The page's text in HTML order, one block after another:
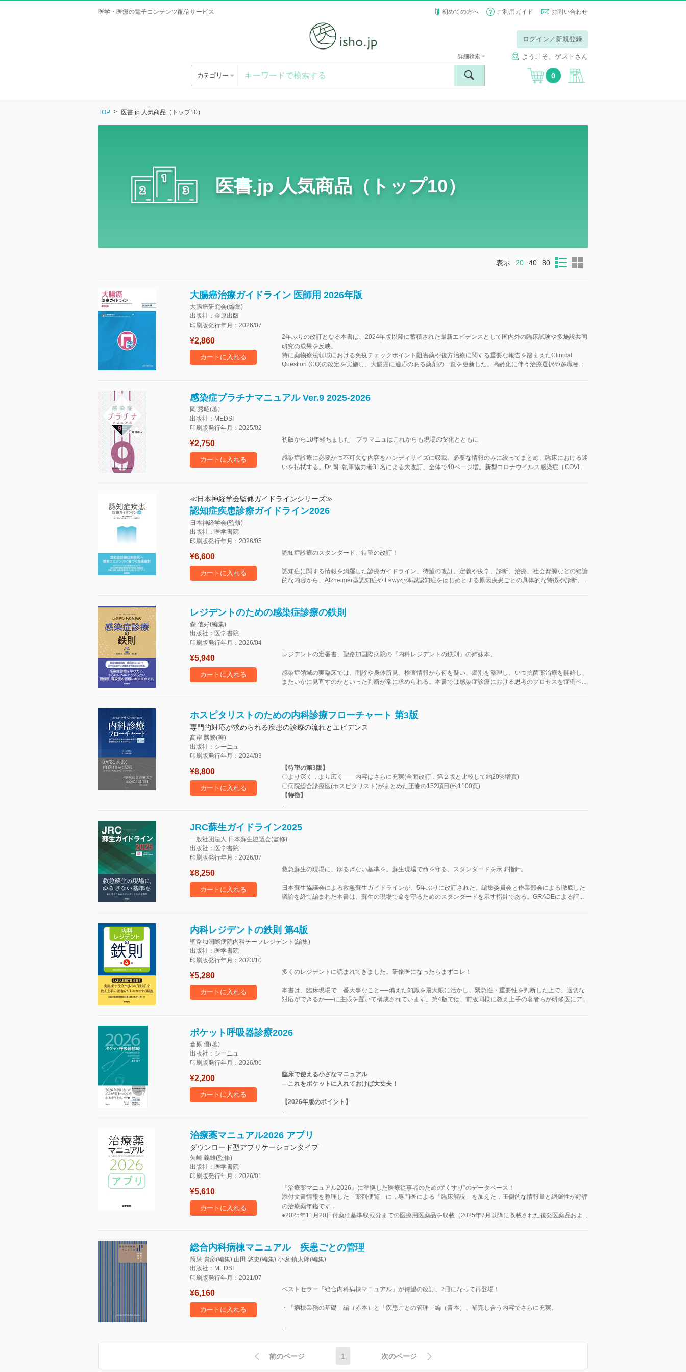
医学・医療の電子コンテンツ配信サービス 初めての方へ ご利用ガイド お問い合わせ
ログイン／新規登録
ようこそ、ゲストさん
カテゴリー
詳細検索
0
TOP 医書.jp 人気商品（トップ10）
医書.jp 人気商品（トップ10）
表示 20 40 80
大腸癌治療ガイドライン 医師用 2026年版
大腸癌研究会(編集)
出版社：金原出版
印刷版発行年月：2026/07
¥2,860
カートに入れる
2年ぶりの改訂となる本書は、2024年版以降に蓄積された最新エビデンスとして国内外の臨床試験や多施設共同
研究の成果を反映。
特に薬物療法領域における免疫チェックポイント阻害薬や後方治療に関する重要な報告を踏まえたClinical
Question (CQ)の改定を実施し、大腸癌に適応のある薬剤の一覧を更新した。高齢化に伴う治療選択や多職種...
感染症プラチナマニュアル Ver.9 2025-2026
岡 秀昭(著)
出版社：MEDSI
印刷版発行年月：2025/02
¥2,750
カートに入れる
初版から10年経ちました プラマニュはこれからも現場の変化とともに
感染症診療に必要かつ不可欠な内容をハンディサイズに収載。必要な情報のみに絞ってまとめ、臨床における迷
いを払拭する。Dr.岡+執筆協力者31名による大改訂、全体で40ページ増。新型コロナウイルス感染症（COVI...
≪日本神経学会監修ガイドラインシリーズ≫
認知症疾患診療ガイドライン2026
日本神経学会(監修)
出版社：医学書院
印刷版発行年月：2026/05
¥6,600
カートに入れる
認知症診療のスタンダード、待望の改訂！
認知症に関する情報を網羅した診療ガイドライン、待望の改訂。定義や疫学、診断、治療、社会資源などの総論
的な内容から、Alzheimer型認知症や Lewy小体型認知症をはじめとする原因疾患ごとの具体的な特徴や診断、...
レジデントのための感染症診療の鉄則
森 信好(編集)
出版社：医学書院
印刷版発行年月：2026/04
¥5,940
カートに入れる
レジデントの定番書、聖路加国際病院の『内科レジデントの鉄則』の姉妹本。
感染症領域の実臨床では、問診や身体所見、検査情報から何を疑い、鑑別を整理し、いつ抗菌薬治療を開始し、
またいかに見直すのかといった判断が常に求められる。本書では感染症診療における思考のプロセスを症例ベ...
ホスピタリストのための内科診療フローチャート 第3版
専門的対応が求められる疾患の診療の流れとエビデンス
髙岸 勝繁(著)
出版社：シーニュ
印刷版発行年月：2024/03
¥8,800
カートに入れる
【待望の第3版】
〇より深く，より広く――内容はさらに充実(全面改訂．第２版と比較して約20%増頁)
〇病院総合診療医(ホスピタリスト)がまとめた圧巻の152項目(約1100頁)
【特徴】
...
JRC蘇生ガイドライン2025
一般社団法人 日本蘇生協議会(監修)
出版社：医学書院
印刷版発行年月：2026/07
¥8,250
カートに入れる
救急蘇生の現場に、ゆるぎない基準を。蘇生現場で命を守る、スタンダードを示す指針。
日本蘇生協議会による救急蘇生ガイドラインが、5年ぶりに改訂された。編集委員会と作業部会による徹底した
議論を経て編まれた本書は、蘇生の現場で命を守るためのスタンダードを示す指針である。GRADEによる評...
内科レジデントの鉄則 第4版
聖路加国際病院内科チーフレジデント(編集)
出版社：医学書院
印刷版発行年月：2023/10
¥5,280
カートに入れる
多くのレジデントに読まれてきました。研修医になったらまずコレ！
本書は、臨床現場で一番大事なこと──備えた知識を最大限に活かし、緊急性・重要性を判断した上で、適切な
対応ができるか──に主眼を置いて構成されています。第4版では、前版同様に教え上手の著者らが研修医にア...
ポケット呼吸器診療2026
倉原 優(著)
出版社：シーニュ
印刷版発行年月：2026/06
¥2,200
カートに入れる
臨床で使える小さなマニュアル
―これをポケットに入れておけば大丈夫！
【2026年版のポイント】
...
治療薬マニュアル2026 アプリ
ダウンロード型アプリケーションタイプ
矢崎 義雄(監修)
出版社：医学書院
印刷版発行年月：2026/01
¥5,610
カートに入れる
『治療薬マニュアル2026』に準拠した医療従事者のための“くすり”のデータベース！
添付文書情報を整理した「薬剤便覧」に，専門医による「臨床解説」を加えた，圧倒的な情報量と網羅性が好評
の治療薬年鑑です．
●2025年11月20日付薬価基準収載分までの医療用医薬品を収載（2025年7月以降に収載された後発医薬品およ...
総合内科病棟マニュアル 疾患ごとの管理
筒泉 貴彦(編集) 山田 悠史(編集) 小坂 鎮太郎(編集)
出版社：MEDSI
印刷版発行年月：2021/07
¥6,160
カートに入れる
ベストセラー「総合内科病棟マニュアル」が待望の改訂、2冊になって再登場！
・「病棟業務の基礎」編（赤本）と「疾患ごとの管理」編（青本）、補完し合う内容でさらに充実。
...
前のページ 1 次のページ